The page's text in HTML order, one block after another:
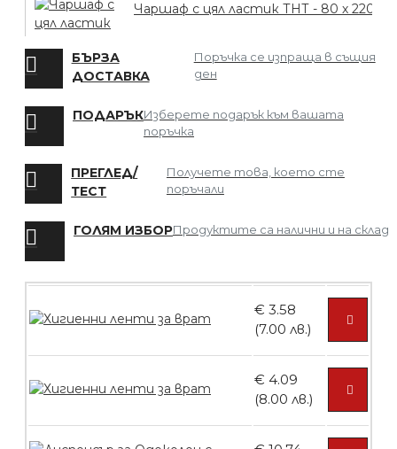
Чаршаф с цял ластик ТНТ - 80 х 220
Четка за боядисване
БЕЗПЛАТНО
БЪРЗА
ДОСТАВКА
Поръчка се изпраща в същия
ден
ПОДАРЪКИзберете подарък към вашата
поръчка
ПРЕГЛЕД/
ТЕСТ
Получете това, което сте
поръчали
ГОЛЯМ ИЗБОРПродуктите са налични и на склад
€ 3.58
(7.00 лв.)
€ 4.09
(8.00 лв.)